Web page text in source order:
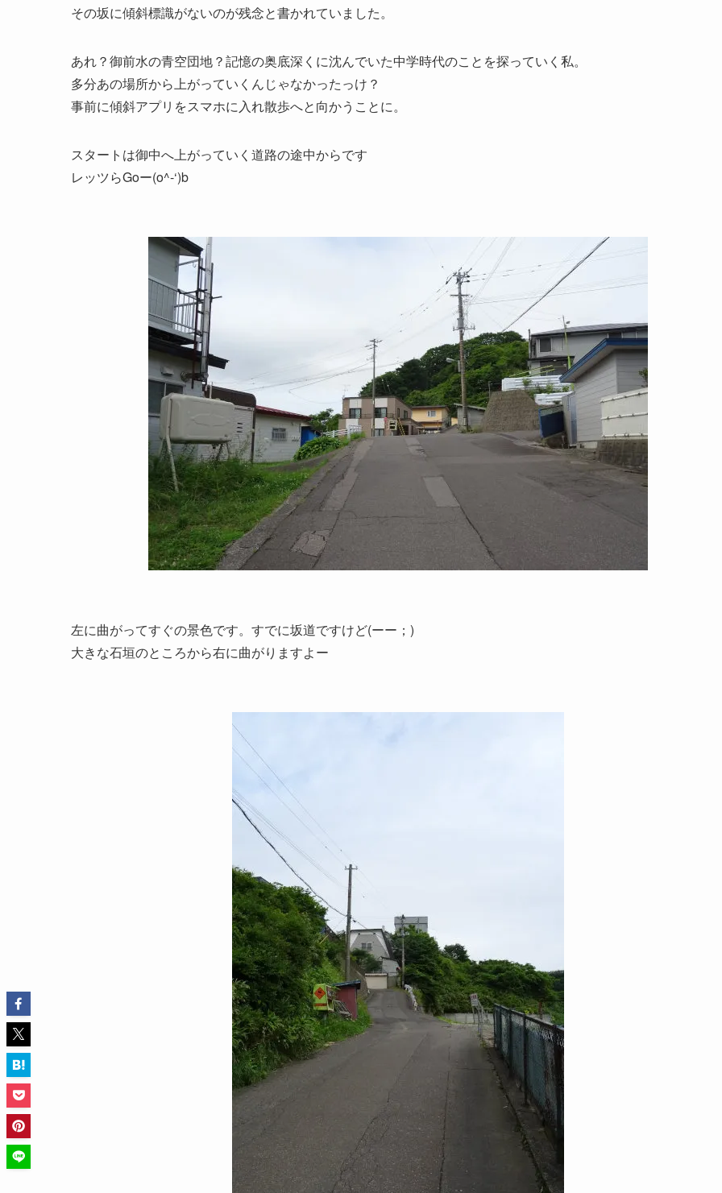
その坂に傾斜標識がないのが残念と書かれていました。
あれ？御前水の青空団地？記憶の奥底深くに沈んでいた中学時代のことを探っていく私。
多分あの場所から上がっていくんじゃなかったっけ？
事前に傾斜アプリをスマホに入れ散歩へと向かうことに。
スタートは御中へ上がっていく道路の途中からです
レッツらGoー(o^-‘)b
左に曲がってすぐの景色です。すでに坂道ですけど(ーー；)
大きな石垣のところから右に曲がりますよー